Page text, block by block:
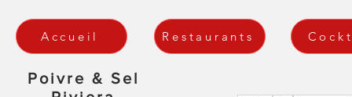
Accueil Restaurants
Poivre & Sel